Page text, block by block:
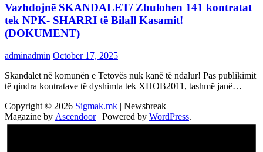
Vazhdojnē SKANDALET/ Zbulohen 141 kontratat
tek NPK- SHARRI të Bilall Kasamit!
(DOKUMENT)
adminadmin October 17, 2025
Skandalet në komunën e Tetovës nuk kanë të ndalur! Pas publikimit
të qindra kontratave të dyshimta tek XHOB2011, tashmë janë…
Copyright © 2026 Sigmak.mk | Newsbreak
Magazine by Ascendoor| Powered by WordPress.